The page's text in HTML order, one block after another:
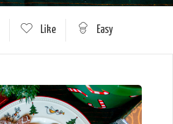
Like Easy